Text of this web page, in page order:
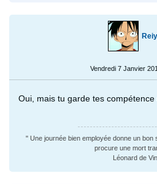
Vendredi 7 Janvier
Oui, mais tu garde tes compétence
" Une journée bien employée donne un bon
procure une mort
Léonard de